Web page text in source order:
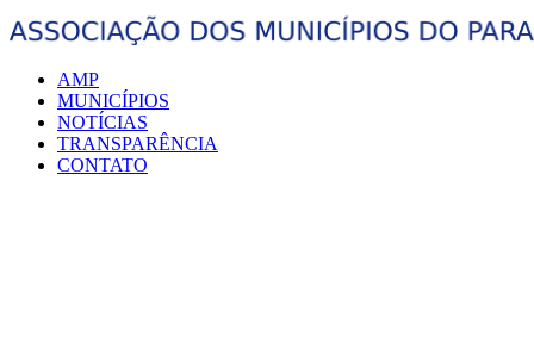
AMP
MUNICÍPIOS
NOTÍCIAS
TRANSPARÊNCIA
CONTATO